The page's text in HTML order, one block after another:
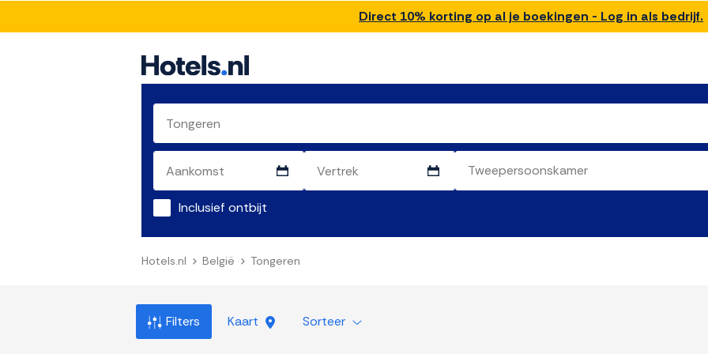
Direct 10% korting op al je boekingen - Log in als bedrijf.
Inclusief ontbijt
Hotels.nl België Tongeren
Filters Kaart Sorteer